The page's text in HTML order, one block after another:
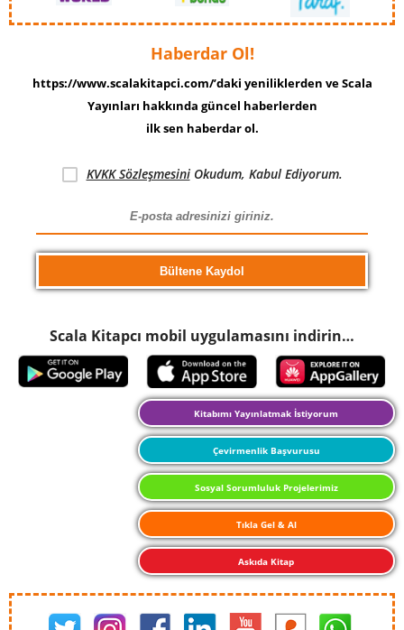
Haberdar Ol!
https://www.scalakitapci.com/’daki yeniliklerden ve Scala
Yayınları hakkında güncel haberlerden
ilk sen haberdar ol.
KVKK SözleşmesiniOkudum, Kabul Ediyorum.
Scala Kitapcı mobil uygulamasını indirin…
Kitabımı Yayınlatmak İstiyorum
Çevirmenlik Başvurusu
Sosyal Sorumluluk Projelerimiz
Tıkla Gel & Al
Askıda Kitap